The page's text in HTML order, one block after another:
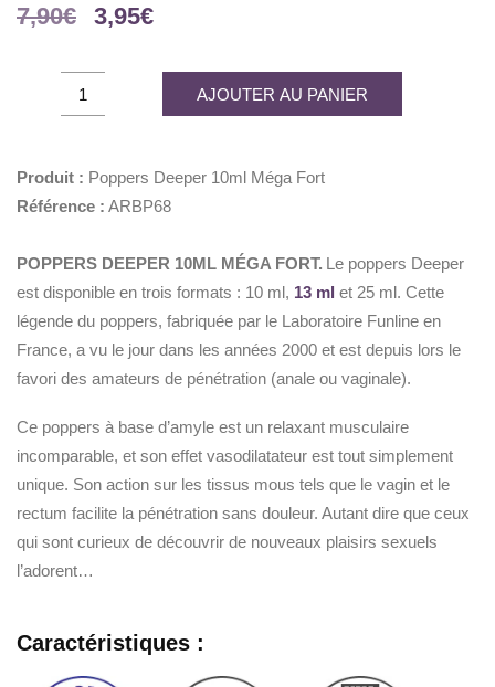
7,90€
Le
initial
3,95€Le
actuel
est :
Poppers
Deeper
Méga
Fort
AJOUTER AU PANIER
Produit : Poppers Deeper 10ml Méga Fort
Référence : ARBP68
POPPERS DEEPER 10ML MÉGA FORT. Le poppers Deeper
est disponible en trois formats : 10 ml, 13 ml et 25 ml. Cette
légende du poppers, fabriquée par le Laboratoire Funline en
France, a vu le jour dans les années 2000 et est depuis lors le
favori des amateurs de pénétration (anale ou vaginale).
Ce poppers à base d’amyle est un relaxant musculaire
incomparable, et son effet vasodilatateur est tout simplement
unique. Son action sur les tissus mous tels que le vagin et le
rectum facilite la pénétration sans douleur. Autant dire que ceux
qui sont curieux de découvrir de nouveaux plaisirs sexuels
l’adorent…
Caractéristiques :